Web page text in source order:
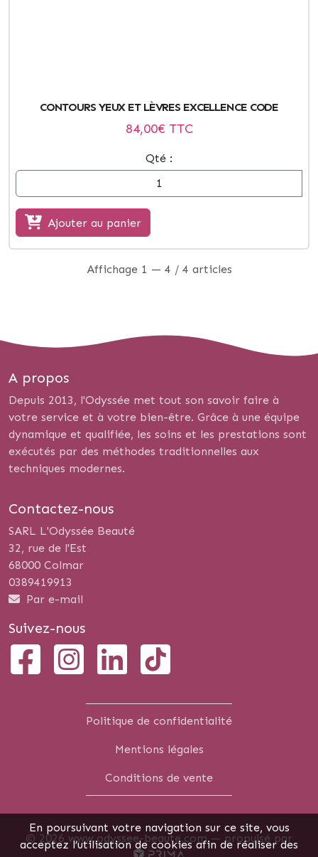
CONTOURS YEUX ET LÈVRES EXCELLENCE CODE
84,00€ TTC
Qté :
Ajouter au panier
Affichage 1 — 4 / 4 articles
A propos
Depuis 2013, l'Odyssée met tout son savoir faire à
votre service et à votre bien-être. Grâce à une équipe
dynamique et qualifiée, les soins et les prestations sont
exécutés par des méthodes traditionnelles aux
techniques modernes.
Contactez-nous
SARL L'Odyssée Beauté
32, rue de l'Est
68000 Colmar
0389419913
Par e-mail
Suivez-nous
Politique de confidentialité
Mentions légales
Conditions de vente
© 2026 www.odyssee-beaute.com — propulsé par
En poursuivant votre navigation sur ce site, vous
acceptez l’utilisation de cookies afin de réaliser des